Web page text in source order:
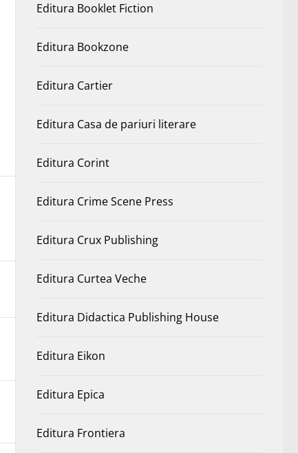
Editura Booklet Fiction
Editura Bookzone
Editura Cartier
Editura Casa de pariuri literare
Editura Corint
Editura Crime Scene Press
Editura Crux Publishing
Editura Curtea Veche
Editura Didactica Publishing House
Editura Eikon
Editura Epica
Editura Frontiera